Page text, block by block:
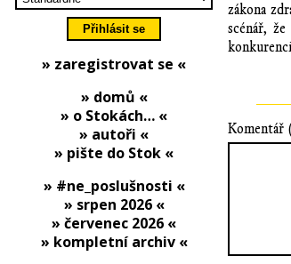
zákona
scénář,
Komentář
» zaregistrovat se «
» domů «
» o Stokách… «
» autoři «
» pište do Stok «
» #ne_poslušnosti «
» srpen 2026 «
» červenec 2026 «
» kompletní archiv «